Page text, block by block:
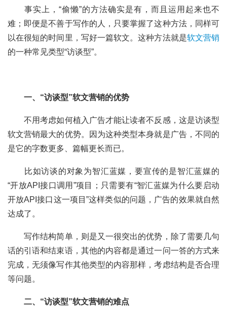
难；即便是不善于写作的人，只要掌握了这种方法，同样可
以在很短的时间里，写好一篇软文。这种方法就是软文营销
的一种常见类型“访谈型”。
一、“访谈型”软文营销的优势
	不用考虑如何植入广告才能让读者不反感，这是访谈型
软文营销最大的优势。因为这种类型本身就是广告，不同的
是它的字数更多、篇幅更长而已。
“开放API接口调用”项目；只需要有“智汇蓝媒为什么要启动
开放API接口这一项目”这样类似的问题，广告的效果就自然
达成了。
	写作结构简单，则是又一很突出的优势，除了需要几句
话的引语和结束语，其他的内容都是通过一问一答的方式来
完成，无须像写作其他类型的内容那样，考虑结构是否合理
等问题。
二、“访谈型”软文营销的难点